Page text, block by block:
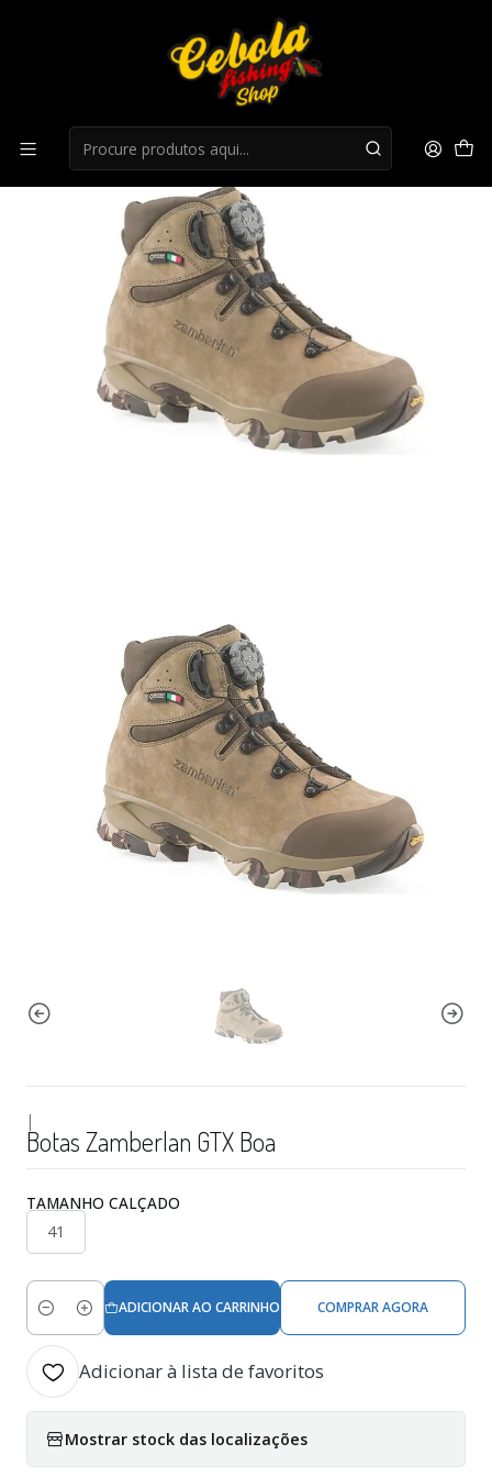
Botas Zamberlan GTX Boa
|
Botas Zamberlan GTX Boa
TAMANHO CALÇADO
41
Quantidade
ADICIONAR AO CARRINHO COMPRAR AGORA
Adicionar à lista de favoritos
Mostrar stock das localizações